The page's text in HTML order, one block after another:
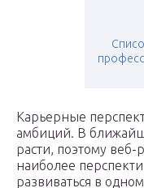
Карьерные
амбиций. В
расти, поэтому веб-
наиболее
развиваться в